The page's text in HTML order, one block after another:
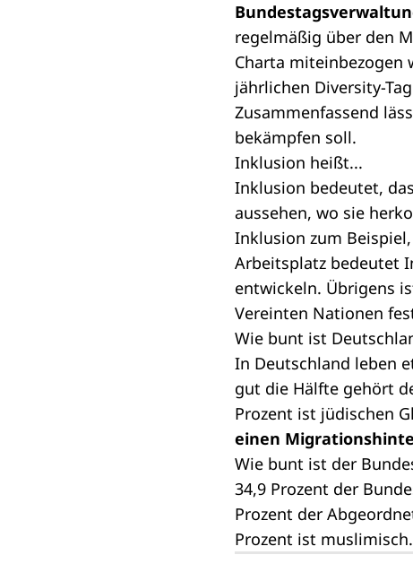
regelmäßig über den
Charta miteinbezogen
jährlichen Diversity-
Zusammenfassend
bekämpfen soll.
Inklusion heißt...
Inklusion bedeutet,
aussehen, wo sie
Inklusion zum
Arbeitsplatz bedeutet
entwickeln. Übrigens
Vereinten Nationen
Wie bunt ist
In Deutschland leben
gut die Hälfte gehört
Prozent ist jüdischen
einen
Wie bunt ist der
34,9 Prozent der
Prozent der
Prozent ist muslimisch.